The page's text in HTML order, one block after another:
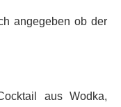
angegeben ob der
aus Wodka,